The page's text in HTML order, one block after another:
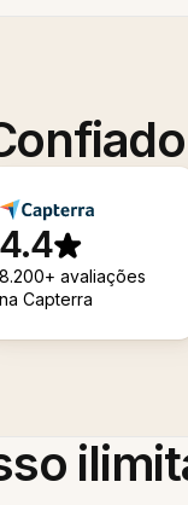
4.4
8.200+ avaliações
na Capterra